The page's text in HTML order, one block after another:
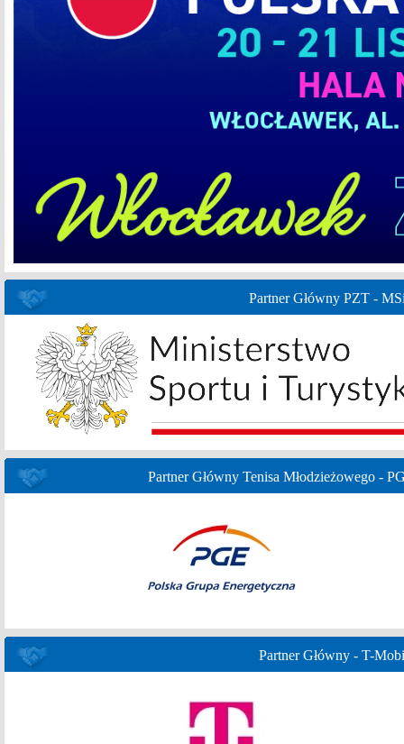
Partner Główny PZT -
Partner Główny Tenisa Młodzieżowego -
Partner Główny - T-